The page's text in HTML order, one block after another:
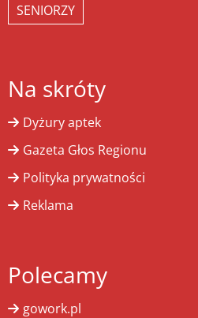
SENIORZY
Na skróty
Dyżury aptek
Gazeta Głos Regionu
Polityka prywatności
Reklama
Polecamy
gowork.pl